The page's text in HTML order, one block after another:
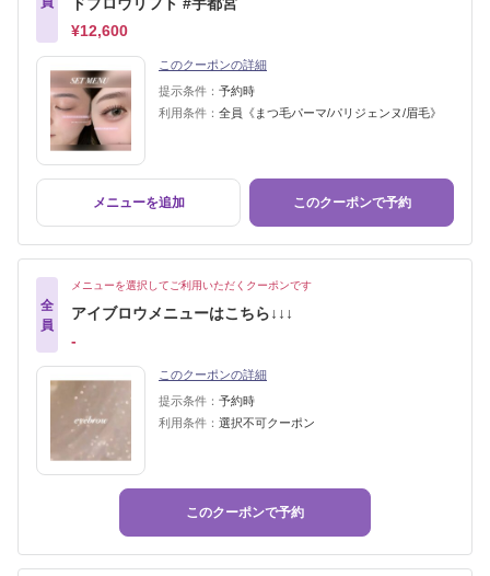
¥12,600
このクーポンの詳細
提示条件： 予約時
利用条件： 全員《まつ毛パーマ/パリジェンヌ/眉毛》
メニューを追加 このクーポンで予約
全
員
メニューを選択してご利用いただくクーポンです
アイブロウメニューはこちら↓↓↓
‐
このクーポンの詳細
提示条件： 予約時
利用条件： 選択不可クーポン
このクーポンで予約